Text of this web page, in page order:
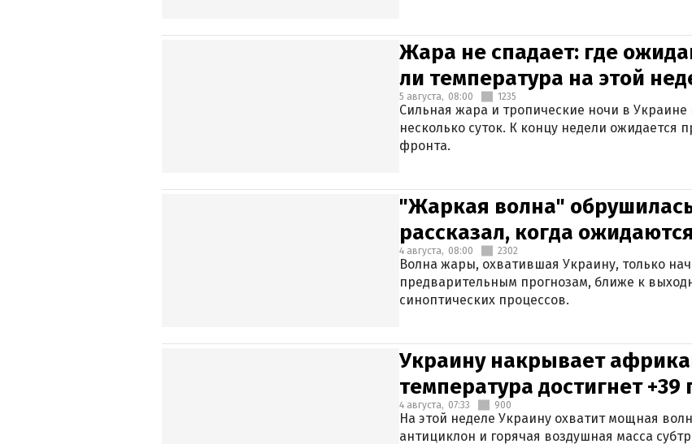
Жара не спадает: где
ли температура на этой
5 августа, 08:00 1235
Сильная жара и тропические ночи в
несколько суток. К концу недели ожидается
фронта.
"Жаркая волна"
рассказал, когда
4 августа, 08:00 2302
Волна жары, охватившая Украину, только
предварительным прогнозам, ближе к
синоптических процессов.
Украину накрывает
температура достигнет +39
4 августа, 07:33 900
На этой неделе Украину охватит мощная
антициклон и горячая воздушная масса